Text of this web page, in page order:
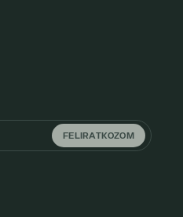
FELIRATKOZOM